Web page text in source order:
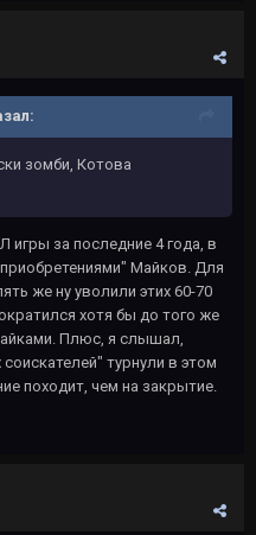
зомби, Котова
за последние 4 года, в
Майков. Для
же ну уволили этих 60-70
хотя бы до того же
Плюс, я слышал,
турнули в этом
походит, чем на закрытие.